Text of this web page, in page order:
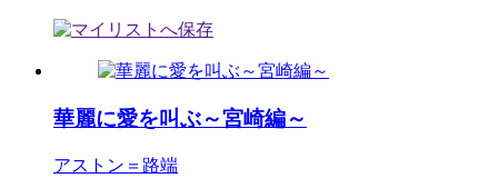
華麗に愛を叫ぶ～宮崎編～
アストン＝路端